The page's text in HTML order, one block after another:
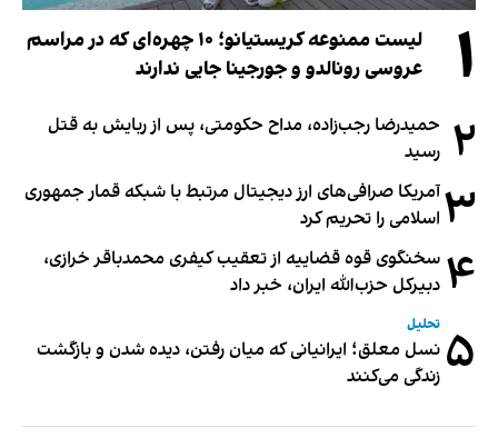
۱
لیست ممنوعه کریستیانو؛ ۱۰ چهره‌ای که در مراسم
عروسی رونالدو و جورجینا جایی ندارند
۲ حمیدرضا رجب‌زاده، مداح حکومتی، پس از ربایش به قتل
رسید
۳آمریکا صرافی‌های ارز دیجیتال مرتبط با شبکه قمار جمهوری
اسلامی را تحریم کرد
۴ سخنگوی قوه قضاییه از تعقیب کیفری محمدباقر خرازی،
دبیر‌کل حزب‌الله ایران، خبر داد
۵ تحلیل
نسل معلق؛ ایرانیانی که میان رفتن، دیده شدن و بازگشت
زندگی می‌کنند